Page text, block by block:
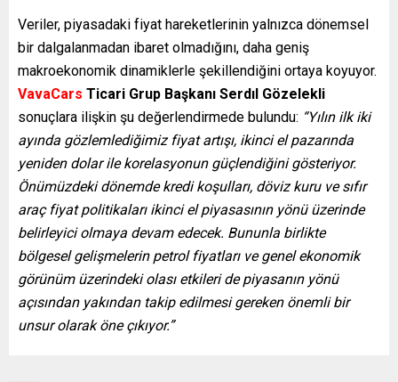
Veriler, piyasadaki fiyat hareketlerinin yalnızca dönemsel
bir dalgalanmadan ibaret olmadığını, daha geniş
makroekonomik dinamiklerle şekillendiğini ortaya koyuyor.
VavaCars Ticari Grup Başkanı Serdıl Gözelekli
sonuçlara ilişkin şu değerlendirmede bulundu: “Yılın ilk iki
ayında gözlemlediğimiz fiyat artışı, ikinci el pazarında
yeniden dolar ile korelasyonun güçlendiğini gösteriyor.
Önümüzdeki dönemde kredi koşulları, döviz kuru ve sıfır
araç fiyat politikaları ikinci el piyasasının yönü üzerinde
belirleyici olmaya devam edecek. Bununla birlikte
bölgesel gelişmelerin petrol fiyatları ve genel ekonomik
görünüm üzerindeki olası etkileri de piyasanın yönü
açısından yakından takip edilmesi gereken önemli bir
unsur olarak öne çıkıyor.”